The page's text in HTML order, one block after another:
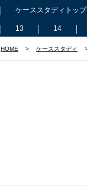
ケーススタディトップ
13 14
HOME ケーススタディ